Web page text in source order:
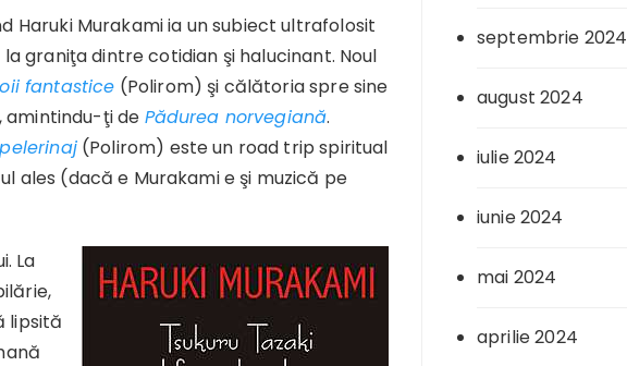
Haruki Murakami ia un subiect ultrafolosit
dintre cotidian şi halucinant. Noul
fantastice (Polirom) şi călătoria spre sine
amintindu-ţi de Pădurea norvegiană.
(Polirom) este un road trip spiritual
ales (dacă e Murakami e şi muzică pe
La
lipsită
septembrie 2024
august 2024
iulie 2024
iunie 2024
mai 2024
aprilie 2024